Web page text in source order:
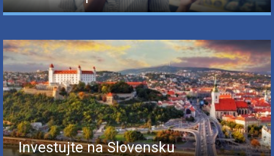
Investujte na Slovensku